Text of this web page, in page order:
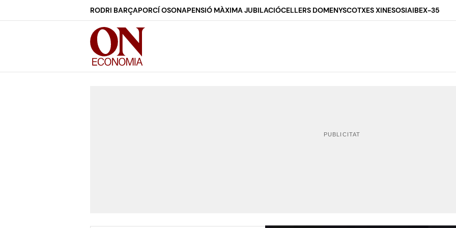
RODRI BARÇAPORCÍ OSONAPENSIÓ MÀXIMA JUBILACIÓCELLERS DOMENYSCOTXES XINESOSIAIBEX-35